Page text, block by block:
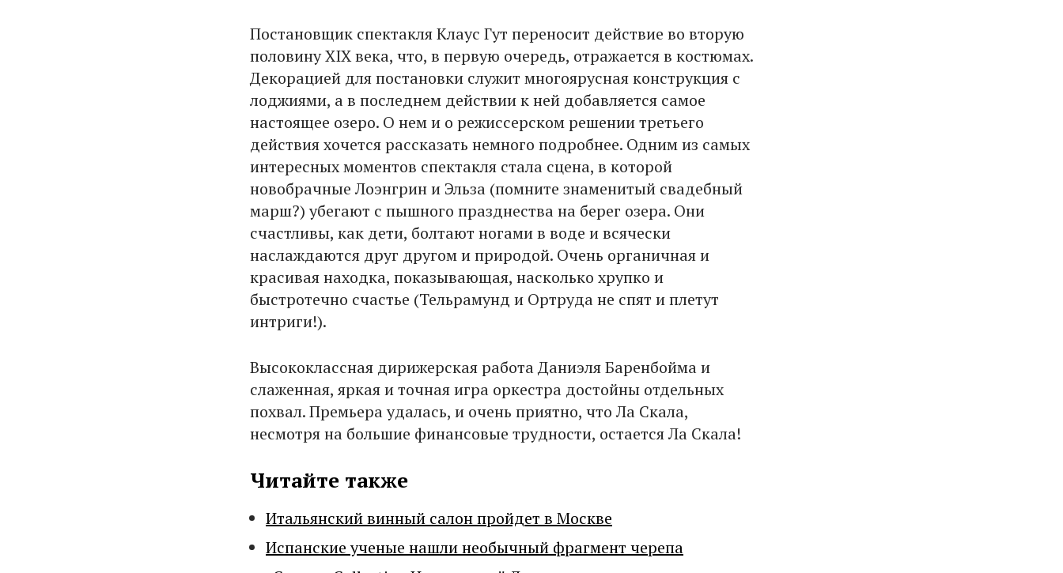
Постановщик спектакля Клаус Гут переносит действие во вторую
половину XIX века, что, в первую очередь, отражается в костюмах.
Декорацией для постановки служит многоярусная конструкция с
лоджиями, а в последнем действии к ней добавляется самое
настоящее озеро. О нем и о режиссерском решении третьего
действия хочется рассказать немного подробнее. Одним из самых
интересных моментов спектакля стала сцена, в которой
новобрачные Лоэнгрин и Эльза (помните знаменитый свадебный
марш?) убегают с пышного празднества на берег озера. Они
счастливы, как дети, болтают ногами в воде и всячески
наслаждаются друг другом и природой. Очень органичная и
красивая находка, показывающая, насколько хрупко и
быстротечно счастье (Тельрамунд и Ортруда не спят и плетут
интриги!).
Высококлассная дирижерская работа Даниэля Баренбойма и
слаженная, яркая и точная игра оркестра достойны отдельных
похвал. Премьера удалась, и очень приятно, что Ла Скала,
несмотря на большие финансовые трудности, остается Ла Скала!
Читайте также
Итальянский винный салон пройдет в Москве
Испанские ученые нашли необычный фрагмент черепа